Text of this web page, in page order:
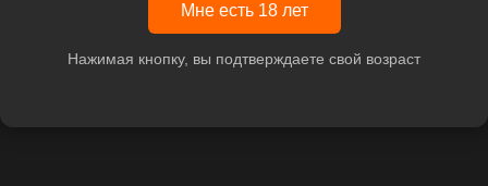
Мне есть 18 лет
Нажимая кнопку, вы подтверждаете свой возраст